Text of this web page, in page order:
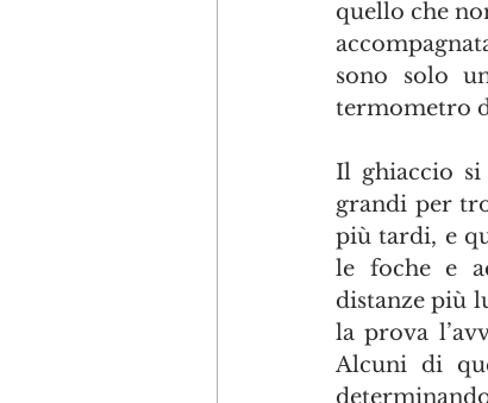
quello che
sono solo
termometro
Il ghiaccio si
grandi per
più tardi, e
le foche e
distanze più
la prova
Alcuni di